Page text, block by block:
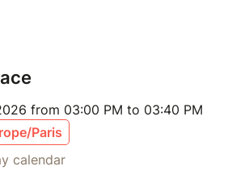
from 03:00 PM to 03:40 PM
Paris
calendar